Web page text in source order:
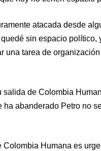
atacada desde
sin espacio político,
una tarea de organización
de Colombia
abanderado Petro no
Humana es